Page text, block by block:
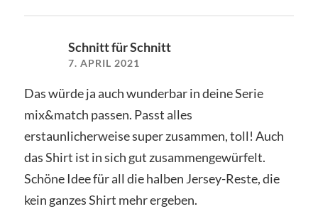
Schnitt für Schnitt
7. APRIL 2021
Das würde ja auch wunderbar in deine Serie
mix&match passen. Passt alles
erstaunlicherweise super zusammen, toll! Auch
das Shirt ist in sich gut zusammengewürfelt.
Schöne Idee für all die halben Jersey-Reste, die
kein ganzes Shirt mehr ergeben.